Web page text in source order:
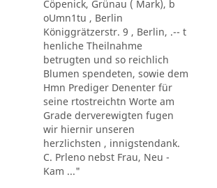
Cöpenick, Grünau ( Mark), b
oUmn1tu , Berlin
Königgrätzerstr. 9 , Berlin, .-- t
henliche Theilnahme
betrugten und so reichlich
Blumen spendeten, sowie dem
Hmn Prediger Denenter für
seine rtostreichtn Worte am
Grade derverewigten fugen
wir hiernir unseren
herzlichsten , innigstendank.
C. Prleno nebst Frau, Neu -
Kam ..."